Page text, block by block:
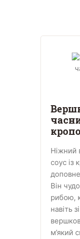
Ніжний
соус із
Він
рибою,
навіть
м’який